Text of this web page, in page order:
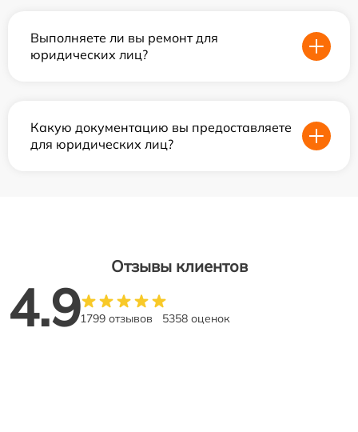
Выполняете ли вы ремонт для
юридических лиц?
Какую документацию вы предоставляете
для юридических лиц?
Отзывы клиентов
4.91799 отзывов 5358 оценок